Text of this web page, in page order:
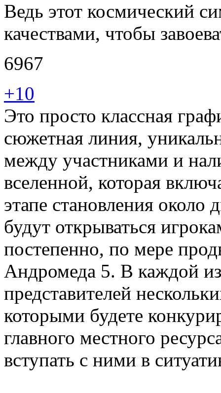
Ведь этот космический
качествами, чтобы
6967
+10
Это просто классная
сюжетная линия,
между участниками и
вселенной, которая
этапе становления около
будут открываться
постепенно, по мере
Андромеда 5. В каждой
представителей
которыми будете
главного местного
вступать с ними в